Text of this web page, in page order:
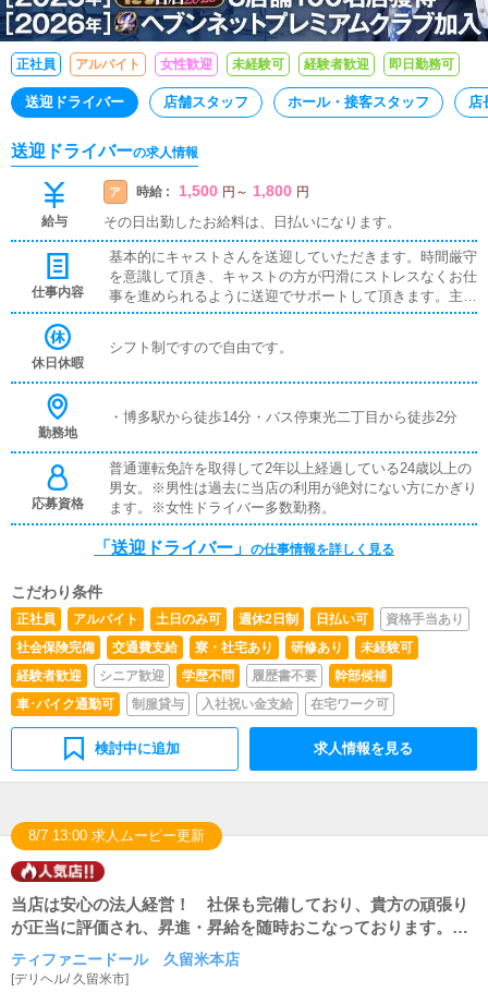
正社員 アルバイト 女性歓迎 未経験可 経験者歓迎 即日勤務可
送迎ドライバー 店舗スタッフ ホール・接客スタッフ 店
送迎ドライバーの求人情報
給与
ア 時給 : 1,500 円 ～ 1,800 円
その日出勤したお給料は、日払いになります。
仕事内容
基本的にキャストさんを送迎していただきます。時間厳守
を意識して頂き、キャストの方が円滑にストレスなくお仕
事を進められるように送迎でサポートして頂きます。主な
内容は以下の通りです。・キャストさんの送り迎え・備品
休日休暇
シフト制ですので自由です。
勤務地
・博多駅から徒歩14分・バス停東光二丁目から徒歩2分
応募資格
普通運転免許を取得して2年以上経過している24歳以上の
男女。※男性は過去に当店の利用が絶対にない方にかぎり
ます。※女性ドライバー多数勤務。
「送迎ドライバー」 の仕事情報を詳しく見る
こだわり条件
正社員 アルバイト 土日のみ可 週休2日制 日払い可
資格手当あり
社会保険完備
交通費支給 寮・社宅あり 研修あり
未経験可
経験者歓迎
シニア歓迎 学歴不問 履歴書不要
幹部候補
車･バイク通勤可
制服貸与 入社祝い金支給 在宅ワーク可
検討中に追加 求人情報を見る
8/7 13:00 求人ムービー更新
当店は安心の法人経営！ 社保も完備しており、貴方の頑張り
が正当に評価され、昇進・昇給を随時おこなっております。業
務拡大の為、運営スタッフ・送迎ドライバーを急募しておりま
す
ティファニードール 久留米本店
[デリヘル/ 久留米市]